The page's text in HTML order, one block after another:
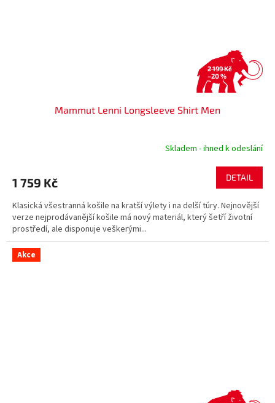
2 199 Kč
–20 %
Mammut Lenni Longsleeve Shirt Men
Skladem - ihned k odeslání
1 759 Kč DETAIL
Klasická všestranná košile na kratší výlety i na delší túry. Nejnovější
verze nejprodávanější košile má nový materiál, který šetří životní
prostředí, ale disponuje veškerými...
Akce